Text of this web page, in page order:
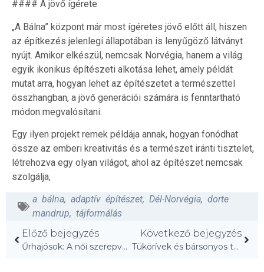
#### A jövő ígérete
„A Bálna” központ már most ígéretes jövő előtt áll, hiszen
az építkezés jelenlegi állapotában is lenyűgöző látványt
nyújt. Amikor elkészül, nemcsak Norvégia, hanem a világ
egyik ikonikus építészeti alkotása lehet, amely példát
mutat arra, hogyan lehet az építészetet a természettel
összhangban, a jövő generációi számára is fenntartható
módon megvalósítani.
Egy ilyen projekt remek példája annak, hogyan fonódhat
össze az emberi kreativitás és a természet iránti tisztelet,
létrehozva egy olyan világot, ahol az építészet nemcsak
szolgálja,
a bálna, adaptív építészet, Dél-Norvégia, dorte
mandrup, tájformálás
Előző bejegyzés
Űrhajósok: A női szerepvállalás történetei az ‘Agnes’ ágyon!
Következő bejegyzés
Tükörívek és bársonyos textúrák hódítanak Madridban!